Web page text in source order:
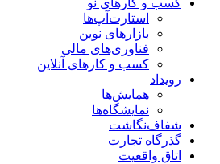
کسب و کارهای نو
استارت‌آپ‌ها
بازارهای نوین
فناوری‌های مالی
کسب و کارهای آنلاین
رویداد
همایش‌ها
نمایشگاه‌ها
شفاف‌نگاشت
گذرگاه تجارت
اتاق واقعیت